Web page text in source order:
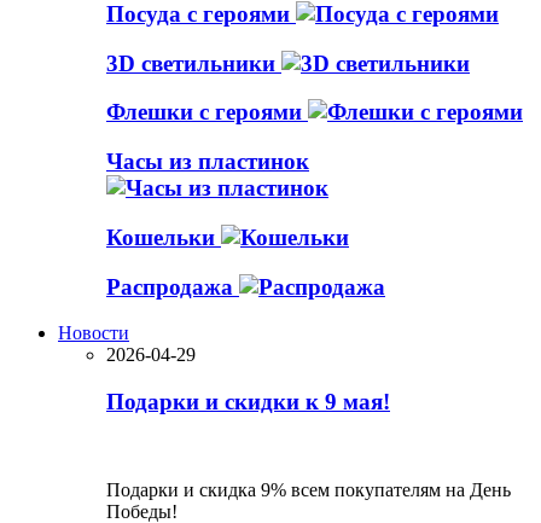
Посуда с героями
3D светильники
Флешки с героями
Часы из пластинок
Кошельки
Распродажа
Новости
2026-04-29
Подарки и скидки к 9 мая!
Подарки и скидка 9% всем покупателям на День
Победы!